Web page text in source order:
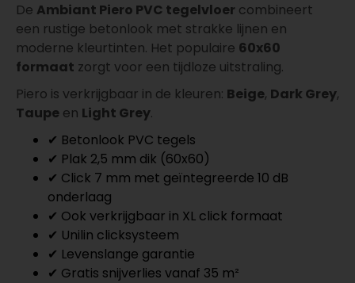
De Ambiant Piero PVC tegelvloer combineert
een rustige betonlook met strakke lijnen en
moderne kleurtinten. Het populaire 60x60
formaat zorgt voor een tijdloze uitstraling.
Piero is verkrijgbaar in de kleuren: Beige, Dark Grey,
Taupe en Light Grey.
✔ Betonlook PVC tegels
✔ Plak 2,5 mm dik (60x60)
✔ Click 7 mm met geïntegreerde 10 dB
onderlaag
✔ Ook verkrijgbaar in XL click formaat
✔ Unilin clicksysteem
✔ Levenslange garantie
✔ Gratis snijverlies vanaf 35 m²